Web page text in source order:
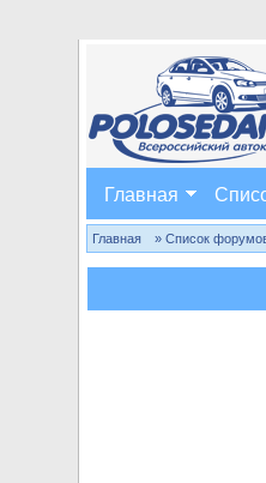
Главная
Главная » Список